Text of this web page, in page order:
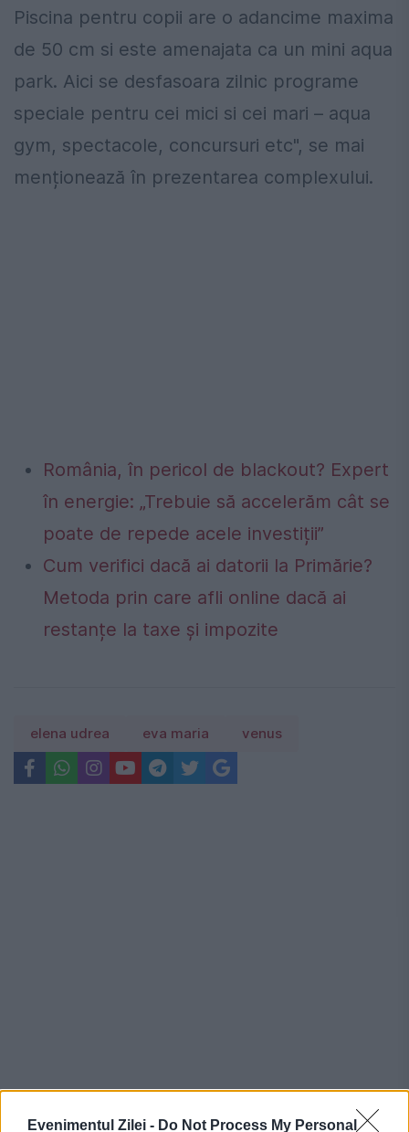
Evenimentul Zilei - Do Not Process My Personal
Piscina pentru copii are o adancime maxima
de 50 cm si este amenajata ca un mini aqua
park. Aici se desfasoara zilnic programe
speciale pentru cei mici si cei mari – aqua
gym, spectacole, concursuri etc", se mai
menționează în prezentarea complexului.
România, în pericol de blackout? Expert
în energie: „Trebuie să accelerăm cât se
poate de repede acele investiții”
Cum verifici dacă ai datorii la Primărie?
Metoda prin care afli online dacă ai
restanțe la taxe și impozite
elena udrea eva maria venus
Recomandările noastre